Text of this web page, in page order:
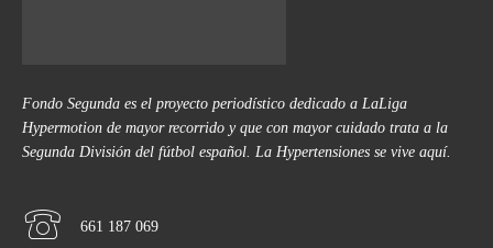
Fondo Segunda es el proyecto periodístico dedicado a LaLiga
Hypermotion de mayor recorrido y que con mayor cuidado trata a la
Segunda División del fútbol español. La Hypertensiones se vive aquí.
661 187 069